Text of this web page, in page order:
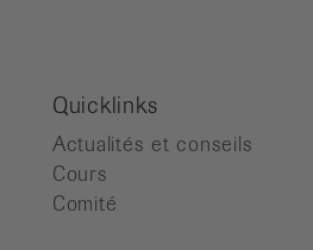
Quicklinks
Actualités et conseils
Cours
Comité